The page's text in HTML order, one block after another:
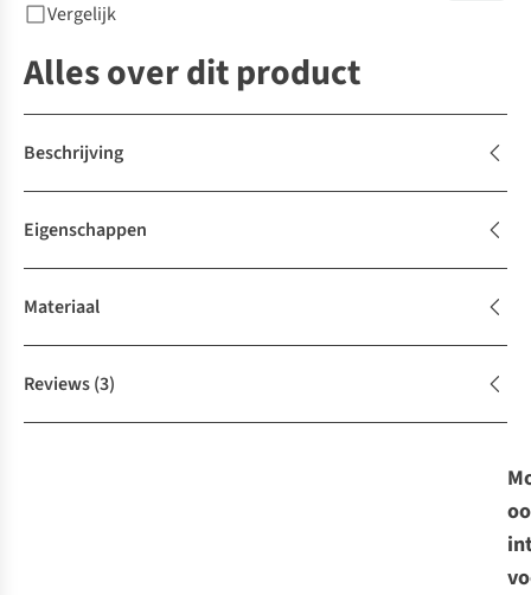
Vergelijk
Alles over dit product
Beschrijving
Eigenschappen
Materiaal
Reviews(3)